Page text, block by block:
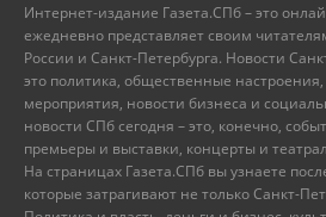
Интернет-издание Газета.СПб – это
ежедневно представляет своим
России и Санкт-Петербурга. Новости
это политика, общественные
мероприятия, новости бизнеса и
новости СПб сегодня – это, конечно,
премьеры и выставки, концерты и
На страницах Газета.СПб вы узнаете
которые затрагивают не только Санкт-